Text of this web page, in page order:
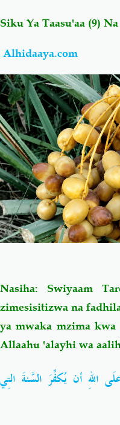
Fiqh-Ibaadah
Fataawa Za Ulamaa
Akhlaaq-Aadaab
Familia-Jamii
Chemsha Bongo
Mapishi
Siku Ya Taasu'aa (9)
Alhidaaya.com
Nasiha: Swiyaam
zimesisitizwa na
ya mwaka mzima
Allaahu 'alayhi wa
اللهِ أن يُكفِّرَ السَّنةَ التِي